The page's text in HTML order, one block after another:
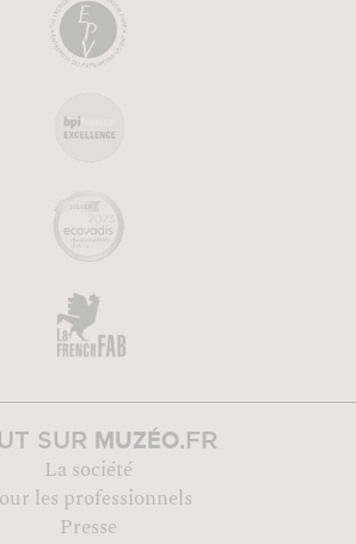
SUR MUZÉO.FR
La société
les professionnels
Presse